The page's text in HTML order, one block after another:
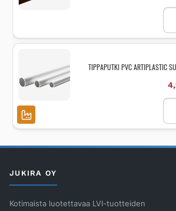
TIPPAPUTKI PVC ARTIPLASTIC
2M
JUKIRA OY
Kotimaista luotettavaa LVI-tuotteiden